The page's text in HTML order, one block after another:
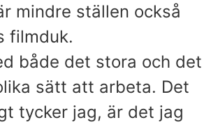
mindre ställen också
filmduk.
både det stora och det
sätt att arbeta. Det
tycker jag, är det jag